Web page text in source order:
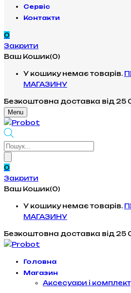
Сервіс
Контакти
0
Закрити
Ваш Кошик(0)
У кошику немає товарів.
МАГАЗИНУ
Безкоштовна доставка від 25
Menu
Products
0
Закрити
Ваш Кошик(0)
У кошику немає товарів.
МАГАЗИНУ
Безкоштовна доставка від 25
Головна
Магазин
Аксесуари і